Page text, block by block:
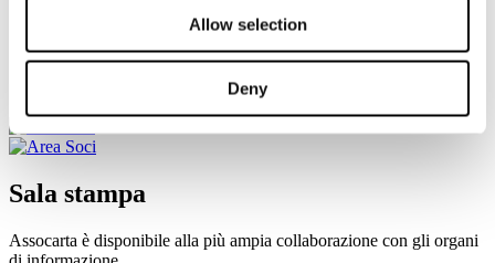
Allow selection
Deny
Rassegna stampa
L'ASSEMBLEA DI ASSOCARTA SULLA STAMPA
Sala stampa
Assocarta è disponibile alla più ampia collaborazione con gli organi